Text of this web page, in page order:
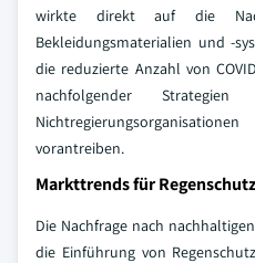
wirkte direkt auf die
Bekleidungsmaterialien und -
die reduzierte Anzahl von
nachfolgender
vorantreiben.
Markttrends für Regenschutz
Die Nachfrage nach
die Einführung von